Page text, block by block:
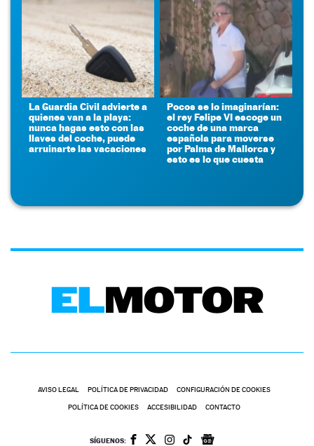
La Guardia Civil advierte a
quienes van a la playa:
nunca hagas esto con las
llaves del coche, puede
arruinarte las vacaciones
Pocos se lo imaginarían:
el rey Felipe VI escoge un
coche de una marca
española para moverse
por Palma de Mallorca y
esto es lo que cuesta
AVISO LEGAL POLÍTICA DE PRIVACIDAD CONFIGURACIÓN DE COOKIES
POLÍTICA DE COOKIES ACCESIBILIDAD CONTACTO
SÍGUENOS: